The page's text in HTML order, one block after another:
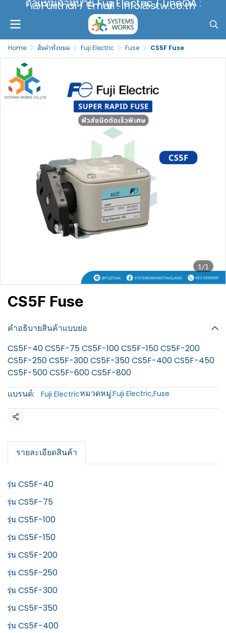
ตัวแทนจำหน่าย Fuji Electric / LineOA :
@Fujithai / Email : info@stw.co.th
Home สินค้าทั้งหมด Fuji Electric Fuse CS5F Fuse
1/1
CS5F Fuse
คำอธิบายสินค้าแบบย่อ
CS5F-40 CS5F-75 CS5F-100 CS5F-150 CS5F-200
CS5F-250 CS5F-300 CS5F-350 CS5F-400 CS5F-450
CS5F-500 CS5F-600 CS5F-800
แบรนด์:
Fuji Electricหมวดหมู่:Fuji Electric,Fuse
แชร์
รายละเอียดสินค้า
รุ่น CS5F-40
รุ่น CS5F-75
รุ่น CS5F-100
รุ่น CS5F-150
รุ่น CS5F-200
รุ่น CS5F-250
รุ่น CS5F-300
รุ่น CS5F-350
รุ่น CS5F-400